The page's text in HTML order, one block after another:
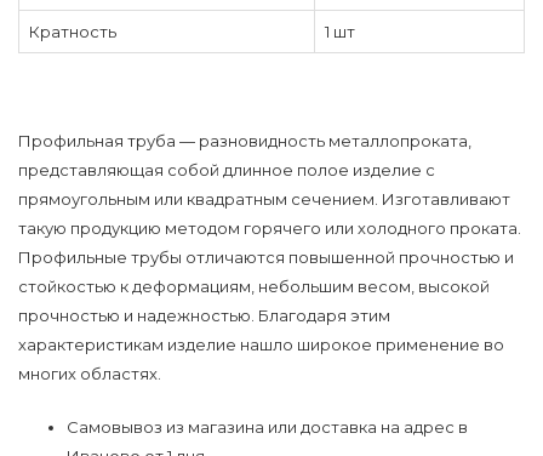
Кратность 1 шт
Профильная труба — разновидность металлопроката,
представляющая собой длинное полое изделие с
прямоугольным или квадратным сечением. Изготавливают
такую продукцию методом горячего или холодного проката.
Профильные трубы отличаются повышенной прочностью и
стойкостью к деформациям, небольшим весом, высокой
прочностью и надежностью. Благодаря этим
характеристикам изделие нашло широкое применение во
многих областях.
Самовывоз из магазина или доставка на адрес в